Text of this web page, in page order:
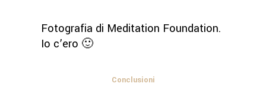
Fotografia di Meditation Foundation.
Io c’ero 🙂
Conclusioni